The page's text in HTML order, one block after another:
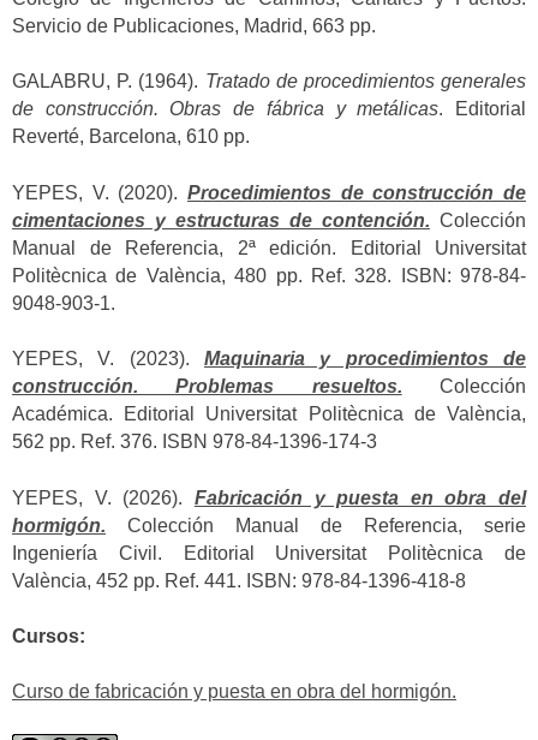
Servicio de Publicaciones, Madrid, 663 pp.
GALABRU, P. (1964). Tratado de procedimientos generales
de construcción. Obras de fábrica y metálicas. Editorial
Reverté, Barcelona, 610 pp.
YEPES, V. (2020). Procedimientos de construcción de
cimentaciones y estructuras de contención. Colección
Manual de Referencia, 2ª edición. Editorial Universitat
Politècnica de València, 480 pp. Ref. 328. ISBN: 978-84-
9048-903-1.
YEPES, V. (2023). Maquinaria y procedimientos de
construcción. Problemas resueltos. Colección
Académica. Editorial Universitat Politècnica de València,
562 pp. Ref. 376. ISBN 978-84-1396-174-3
YEPES, V. (2026). Fabricación y puesta en obra del
hormigón. Colección Manual de Referencia, serie
Ingeniería Civil. Editorial Universitat Politècnica de
València, 452 pp. Ref. 441. ISBN: 978-84-1396-418-8
Cursos:
Curso de fabricación y puesta en obra del hormigón.